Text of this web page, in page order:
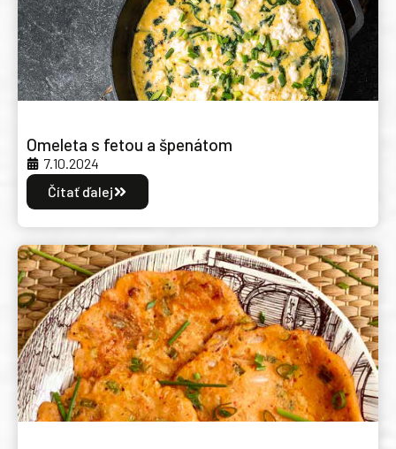
Omeleta s fetou a špenátom
7.10.2024
Čítať ďalej